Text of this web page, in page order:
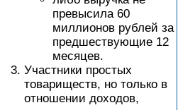
превысила 60
миллионов рублей за
предшествующие 12
месяцев.
Участники простых
товариществ, но только в
отношении доходов,